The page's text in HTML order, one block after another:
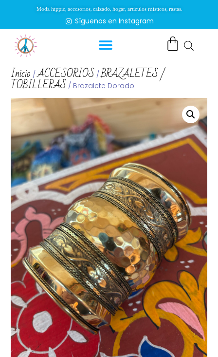
Moda hippie, accesorios, calzado, hogar, artículos místicos, rastas.
Síguenos en Instagram
Inicio /ACCESORIOS /BRAZALETES /
TOBILLERAS / Brazalete Dorado